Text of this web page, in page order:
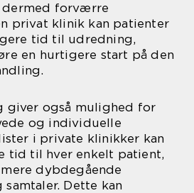
dermed forværre
privat klinik kan patienter
tid til udredning,
en hurtigere start på den
giver også mulighed for
og individuelle
i private klinikker kan
tid til hver enkelt patient,
dybdegående
Dette kan